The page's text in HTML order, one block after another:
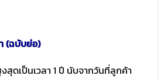
(ฉบับย่อ)
สุดเป็นเวลา 1 ปี นับจากวันที่ลูกค้า